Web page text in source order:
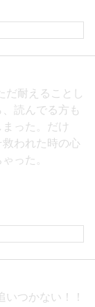
だ耐えることし
読んでる方も
った。だけ
われた時の心
った。
いつかない！！